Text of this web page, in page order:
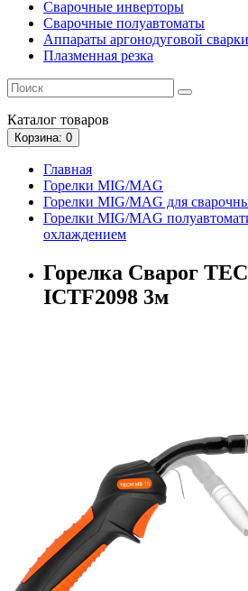
Сварочные инверторы
Сварочные полуавтоматы
Аппараты аргонодуговой сварки
Плазменная резка
Каталог товаров
Корзина: 0
Главная
Горелки MIG/MAG
Горелки MIG/MAG для
Горелки MIG/MAG
охлаждением
Горелка Сварог
ICTF2098 3м